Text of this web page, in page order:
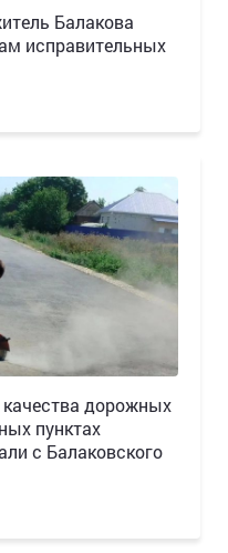
Балакова
исправительных
дорожных
пунктах
с Балаковского